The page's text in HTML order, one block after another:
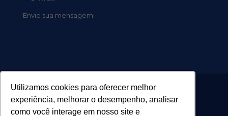
Utilizamos cookies para oferecer melhor
experiência, melhorar o desempenho, analisar
como você interage em nosso site e
Envie sua mensagem: